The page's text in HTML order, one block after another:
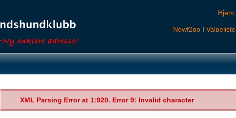
Hjem
Newf2go | Valpeliste
XML Parsing Error at 1:920. Error 9: Invalid character